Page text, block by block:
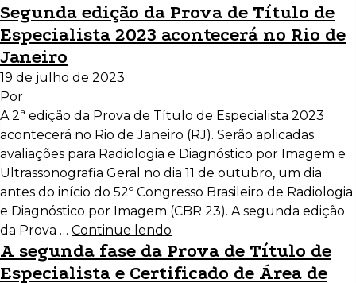
Segunda edição da Prova de Título de
Especialista 2023 acontecerá no Rio de
Janeiro
19 de julho de 2023
Por
A 2ª edição da Prova de Título de Especialista 2023
acontecerá no Rio de Janeiro (RJ). Serão aplicadas
avaliações para Radiologia e Diagnóstico por Imagem e
Ultrassonografia Geral no dia 11 de outubro, um dia
antes do início do 52º Congresso Brasileiro de Radiologia
e Diagnóstico por Imagem (CBR 23). A segunda edição
da Prova … Continue lendo
A segunda fase da Prova de Título de
Especialista e Certificado de Área de